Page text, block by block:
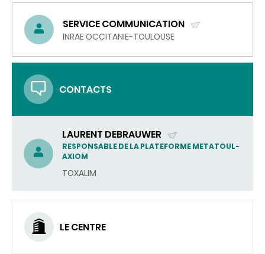
SERVICE COMMUNICATION
(ENVOYER
COURRIEL)
INRAE OCCITANIE-TOULOUSE
CONTACTS
LAURENT DEBRAUWER
(ENVOYER
UN
COURRIEL)
RESPONSABLE DE LA PLATEFORME METATOUL-
AXIOM
TOXALIM
LE CENTRE